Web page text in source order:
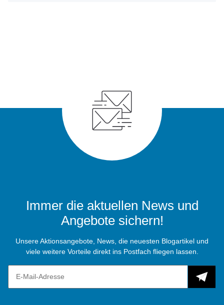
Immer die aktuellen News und
Angebote sichern!
Unsere Aktionsangebote, News, die neuesten Blogartikel und
viele weitere Vorteile direkt ins Postfach fliegen lassen.